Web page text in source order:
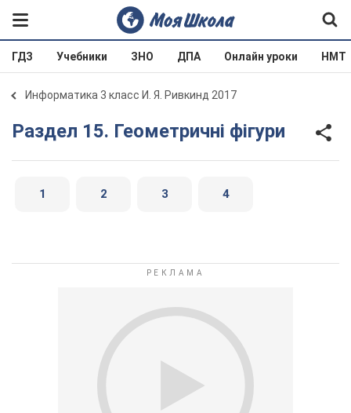
ГДЗ Учебники ЗНО ДПА Онлайн уроки НМТ
Информатика 3 класс И. Я. Ривкинд 2017
Раздел 15. Геометричні фігури
1 2 3 4